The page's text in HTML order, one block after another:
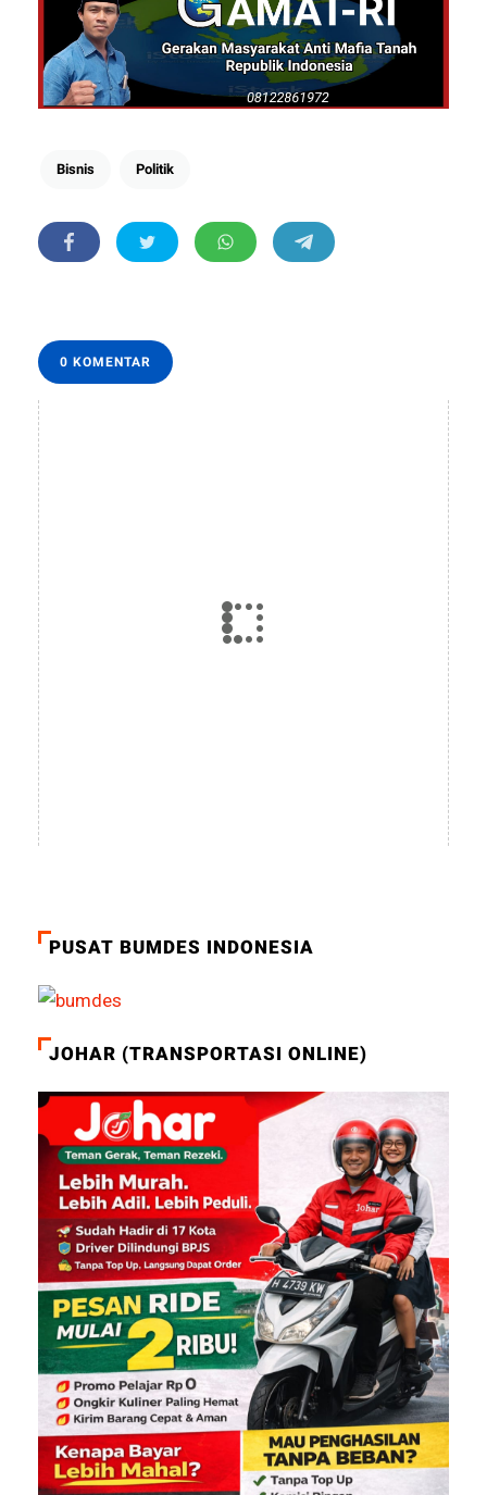
Bisnis Politik
0 KOMENTAR
PUSAT BUMDES INDONESIA
JOHAR (TRANSPORTASI ONLINE)